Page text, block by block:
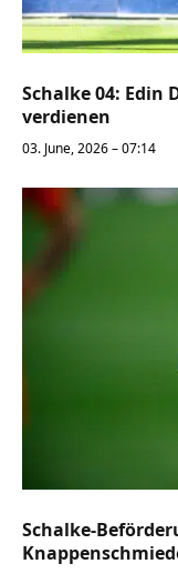
Schalke 04:
verdienen
03. June, 2026 – 07:14
Schalke-